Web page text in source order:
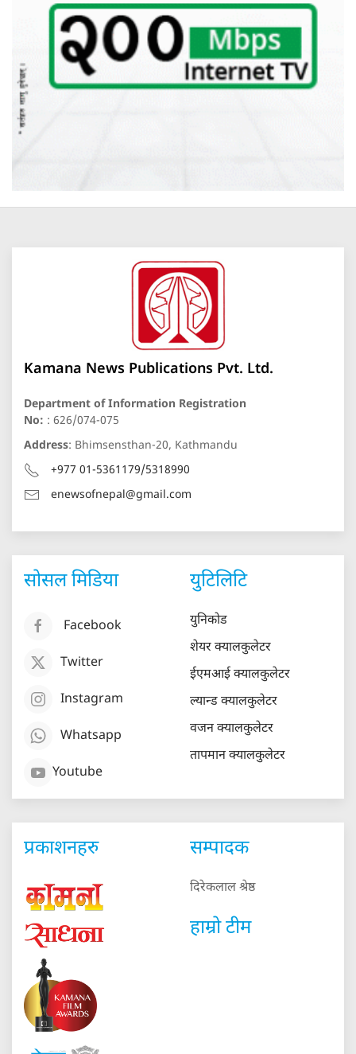
Kamana News Publications Pvt. Ltd.
Department of Information Registration
No: : 626/074-075
Address: Bhimsensthan-20, Kathmandu
+977 01-5361179/5318990
enewsofnepal@gmail.com
सोसल मिडिया
Facebook
Twitter
Instagram
Whatsapp
Youtube
युटिलिटि
युनिकोड
शेयर क्यालकुलेटर
ईएमआई क्यालकुलेटर
ल्यान्ड क्यालकुलेटर
वजन क्यालकुलेटर
तापमान क्यालकुलेटर
प्रकाशनहरु सम्पादक
दिरेकलाल श्रेष्ठ
हाम्रो टीम